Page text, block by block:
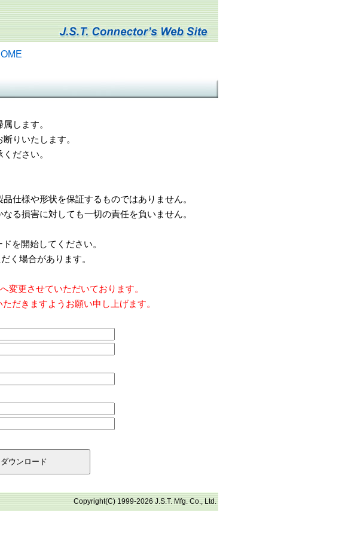
します。
りいたします。
ださい。
仕様や形状を保証するものではありません。
る損害に対しても一切の責任を負いません。
を開始してください。
く場合があります。
変更させていただいております。
だきますようお願い申し上げます。
Copyright(C) 1999-2026 J.S.T. Mfg. Co., Ltd.